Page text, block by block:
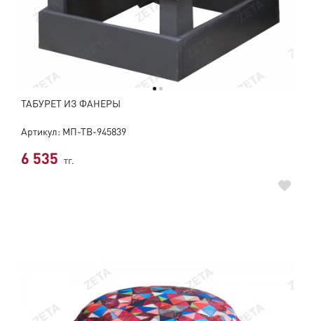
ТАБУРЕТ ИЗ ФАНЕРЫ
Артикул: МП-ТВ-945839
6 535 тг.